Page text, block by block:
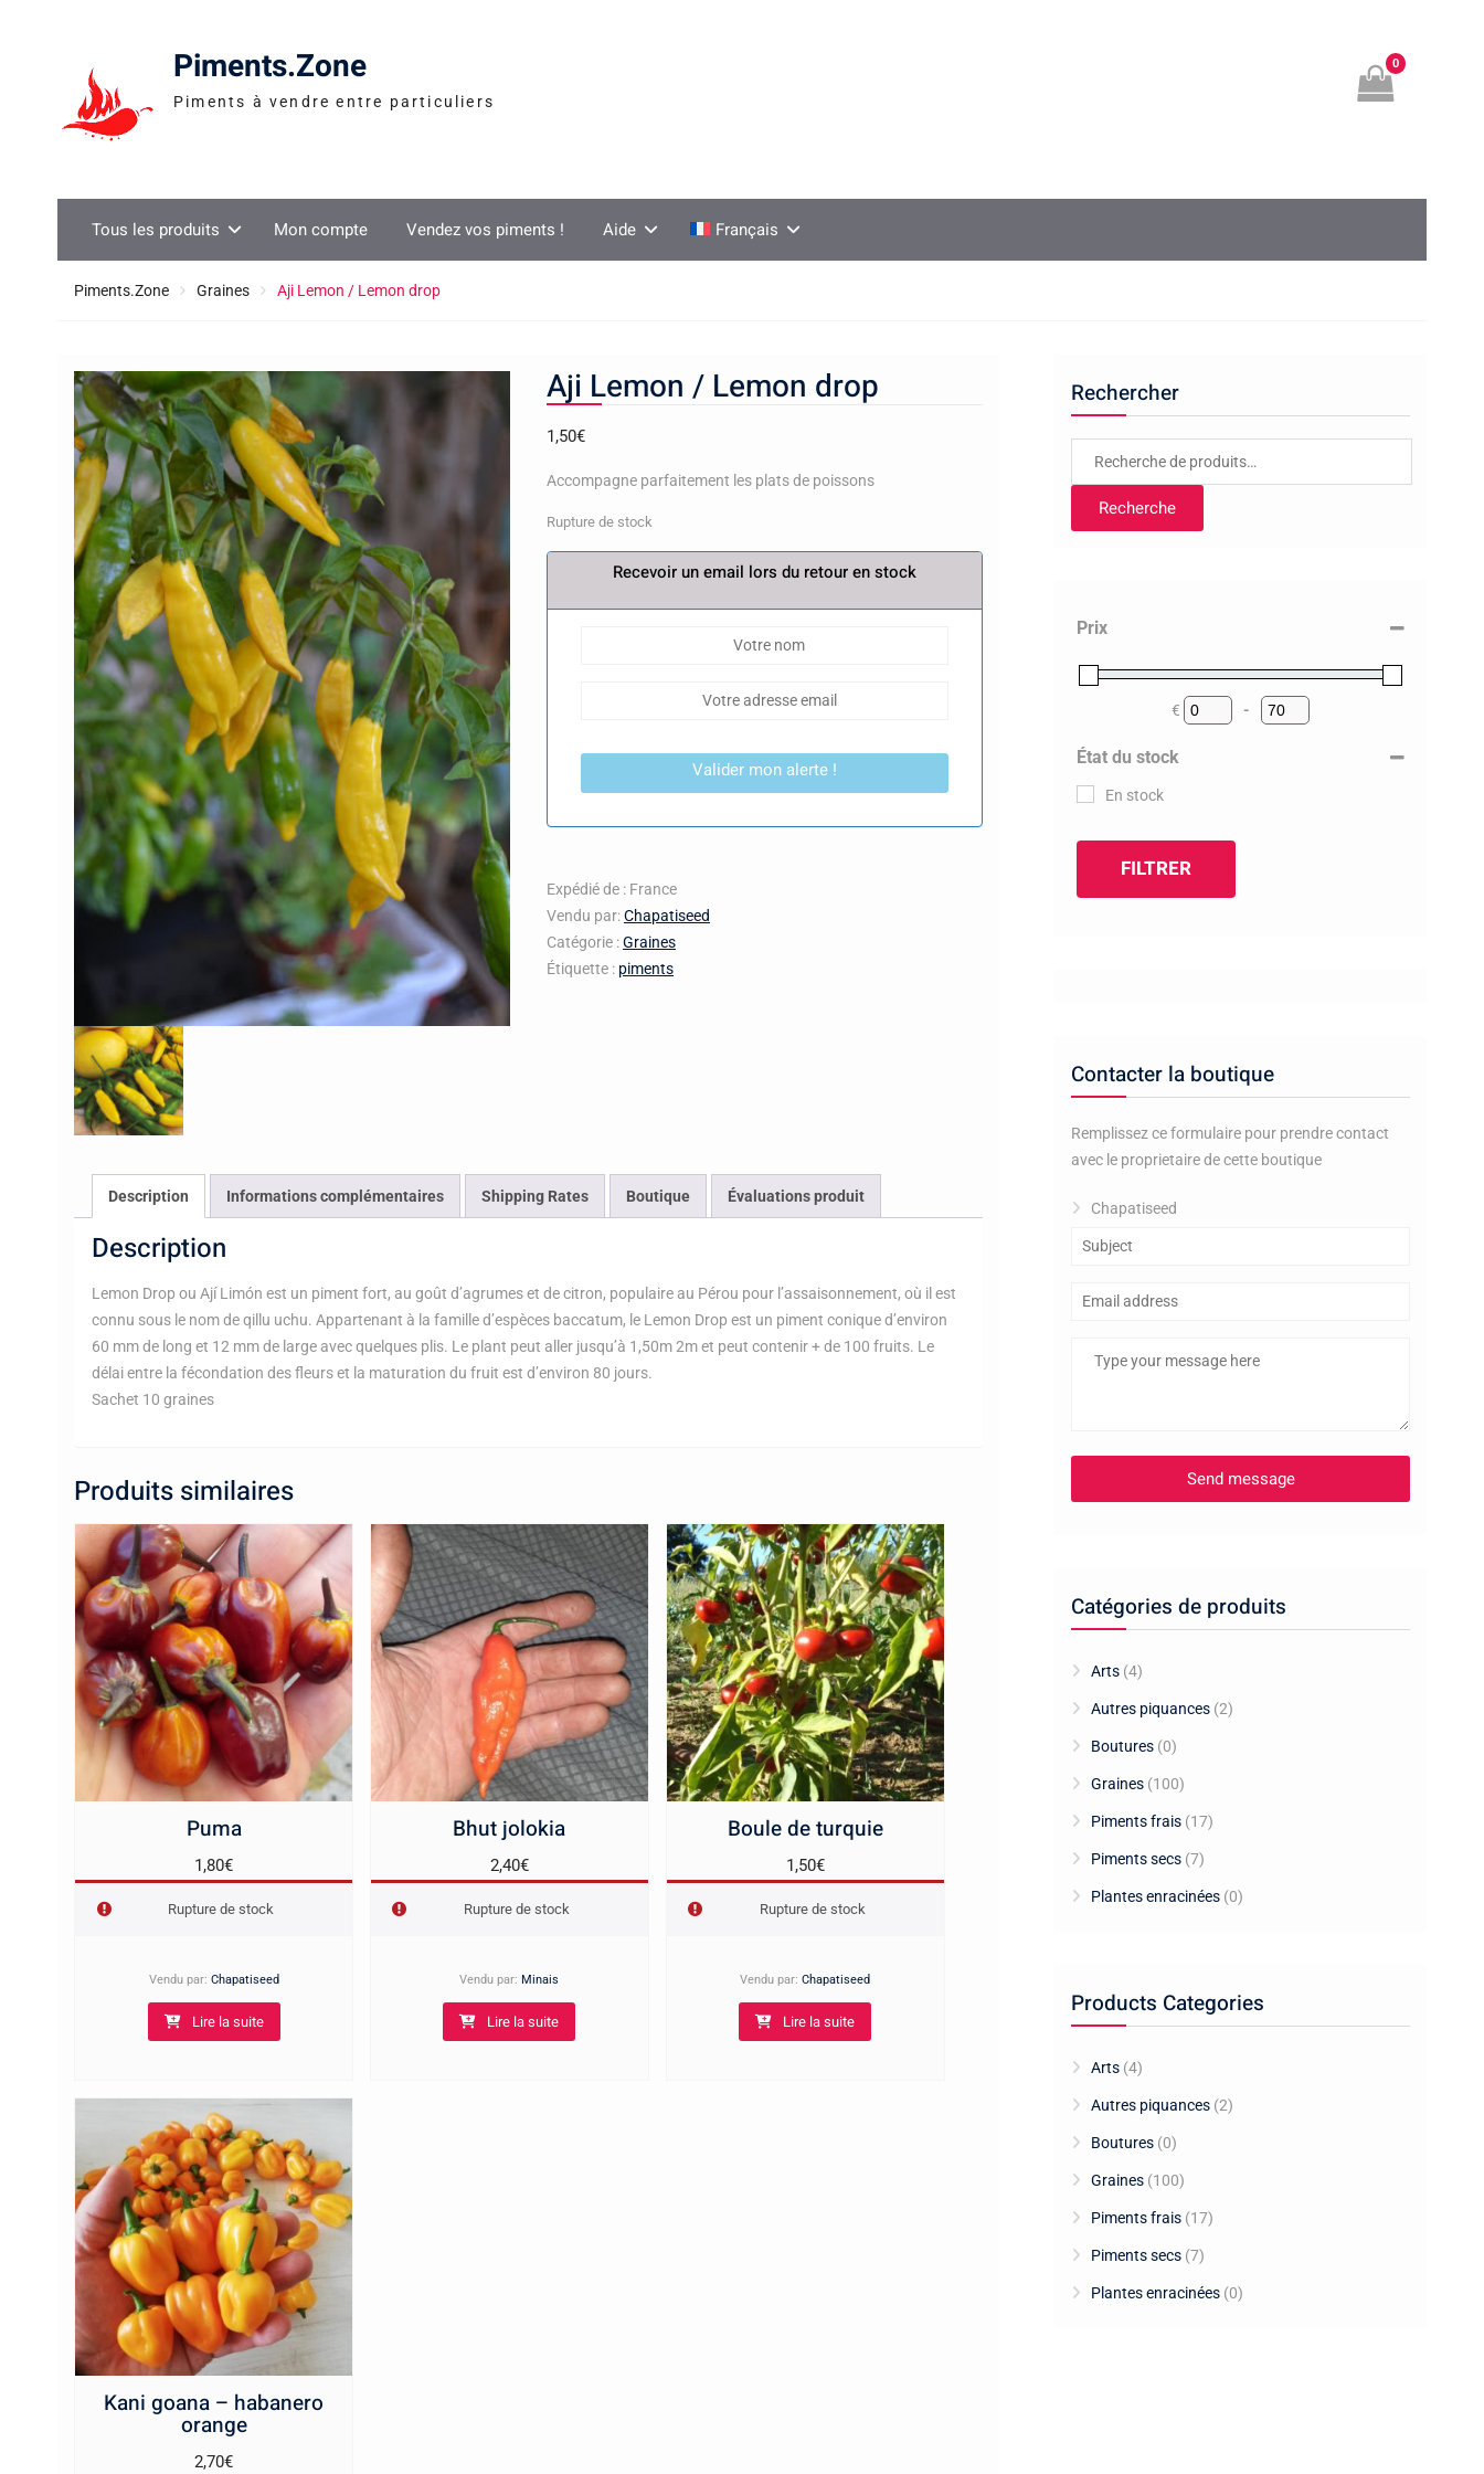
Piments.Zone
Piments à vendre entre particuliers
0
Tous les produits Mon compte Vendez vos piments ! Aide Français
Piments.Zone Graines Aji Lemon / Lemon drop
Aji Lemon / Lemon drop
1,50€
Accompagne parfaitement les plats de poissons
Rupture de stock
Recevoir un email lors du retour en stock
Valider mon alerte !
Expédié de : France
Vendu par:Chapatiseed
Catégorie :Graines
Étiquette : piments
Description Informations complémentaires Shipping Rates Boutique Évaluations produit
Description
Lemon Drop ou Ají Limón est un piment fort, au goût d’agrumes et de citron, populaire au Pérou pour l’assaisonnement, où il est
connu sous le nom de qillu uchu. Appartenant à la famille d’espèces baccatum, le Lemon Drop est un piment conique d’environ
60 mm de long et 12 mm de large avec quelques plis. Le plant peut aller jusqu’à 1,50m 2m et peut contenir + de 100 fruits. Le
délai entre la fécondation des fleurs et la maturation du fruit est d’environ 80 jours.
Sachet 10 graines
Produits similaires
Puma
1,80€
Rupture de stock
Vendu par: Chapatiseed
Lire la suite
Bhut jolokia
2,40€
Rupture de stock
Vendu par:Minais
Lire la suite
Boule de turquie
1,50€
Rupture de stock
Vendu par:Chapatiseed
Lire la suite
Kani goana – habanero
orange
2,70€
Rechercher
Recherche
Prix
€
Minimum Price
-
Maximum Price
État du stock
En stock
FILTRER
Contacter la boutique
Remplissez ce formulaire pour prendre contact
avec le proprietaire de cette boutique
Chapatiseed
Catégories de produits
Arts (4)
Autres piquances (2)
Boutures (0)
Graines (100)
Piments frais (17)
Piments secs (7)
Plantes enracinées (0)
Products Categories
Arts (4)
Autres piquances (2)
Boutures (0)
Graines (100)
Piments frais (17)
Piments secs (7)
Plantes enracinées (0)